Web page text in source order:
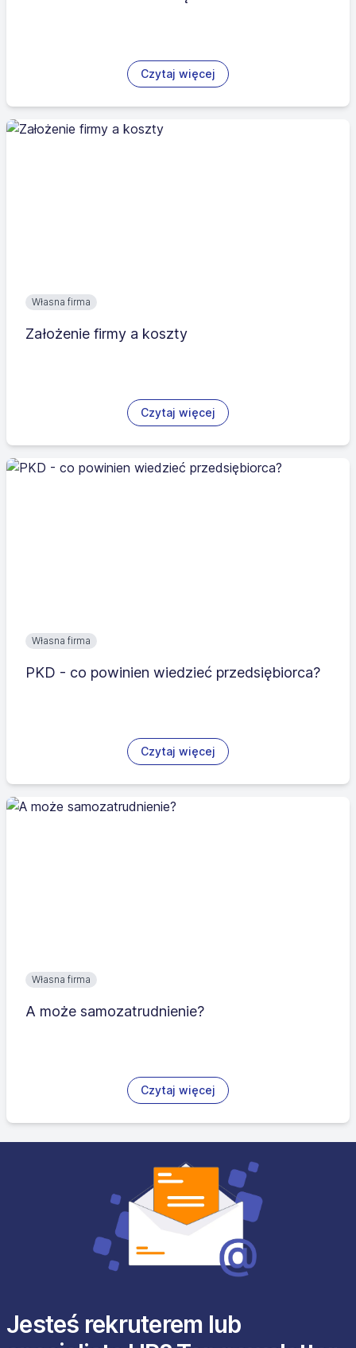
Czytaj więcej
Własna firma
Założenie firmy a koszty
Czytaj więcej
Własna firma
PKD - co powinien wiedzieć przedsiębiorca?
Czytaj więcej
Własna firma
A może samozatrudnienie?
Czytaj więcej
Jesteś rekruterem lub